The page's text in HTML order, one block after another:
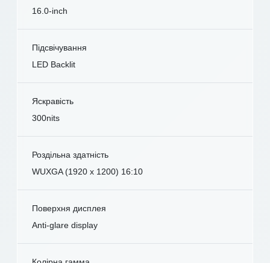
16.0-inch
Підсвічування
LED Backlit
Яскравість
300nits
Роздільна здатність
WUXGA (1920 x 1200) 16:10
Поверхня дисплея
Anti-glare display